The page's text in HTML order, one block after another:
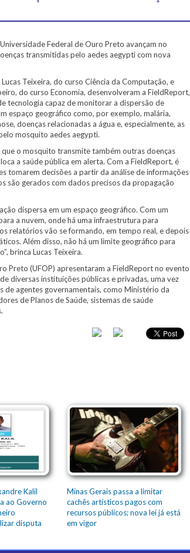
Federal de Ouro Preto avançam no
transmitidas pelo aedes aegypti com nova
Teixeira, do curso Ciência da Computação, e
do curso Economia, desenvolveram a FieldReport,
tecnologia capaz de monitorar a dispersão de
espaço geográfico como, por exemplo, malária,
doenças relacionadas a água e, especialmente, as
mosquito aedes aegypti.
que o mosquito transmite também outras doenças
a saúde pública em alerta. Com a FieldReport, é
tomarem decisões a partir da análise de informações
são gerados com dados precisos da propagação
dispersa em um espaço geográfico. Com um
a nuvem, onde há uma infraestrutura para
relatórios vão se formando, em tempo real, e depois
Além disso, não há um limite geográfico para
brinca Lucas Teixeira.
Preto (UFOP) apresentaram a FieldReport no evento
diversas instituições públicas e privadas, uma vez
agentes governamentais, como Ministério da
de Planos de Saúde, sistemas de saúde
Kalil
ao Governo
disputa
Minas Gerais passa a limitar
cachês artísticos pagos com
recursos públicos; nova lei já está
em vigor